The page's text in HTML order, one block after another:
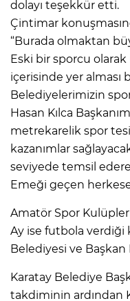
dolayı teşekkür etti.
Çintimar
“Burada olmaktan
Eski bir sporcu
içerisinde yer alması
Belediyelerimizin
Hasan Kılca
metrekarelik spor
kazanımlar
seviyede temsil
Emeği geçen
Amatör Spor
Ay ise futbola verdiği
Belediyesi ve Başkan
Karatay Belediye
takdiminin ardından